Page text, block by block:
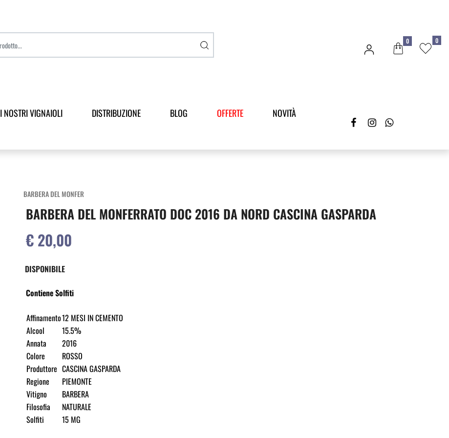
0 0
I NOSTRI VIGNAIOLI DISTRIBUZIONE BLOG OFFERTE
NOVITÀ
BARBERA DEL MONFER
BARBERA DEL MONFERRATO DOC 2016 DA NORD CASCINA GASPARDA
€ 20,00
DISPONIBILE
Contiene Solfiti
Affinamento12 MESI IN CEMENTO
Alcool
15.5%
Annata
2016
Colore
ROSSO
Produttore CASCINA GASPARDA
Regione
PIEMONTE
Vitigno
BARBERA
Filosofia
NATURALE
Solfiti
15 MG